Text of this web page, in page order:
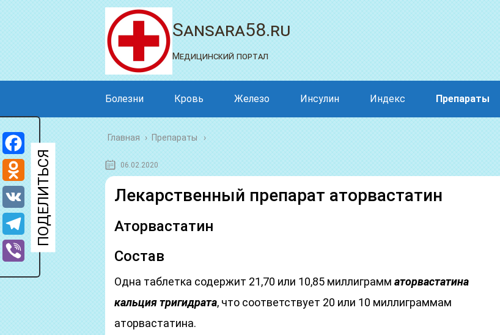
Sansara58.ru
Медицинский портал
Болезни Кровь Железо Инсулин Индекс Препараты
Главная › Препараты
06.02.2020
Лекарственный препарат аторвастатин
Аторвастатин
Состав
Одна таблетка содержит 21,70 или 10,85 миллиграмм аторвастатина
кальция тригидрата, что соответствует 20 или 10 миллиграммам
аторвастатина.
Facebook
Odnoklassniki
VK
Telegram
Viber